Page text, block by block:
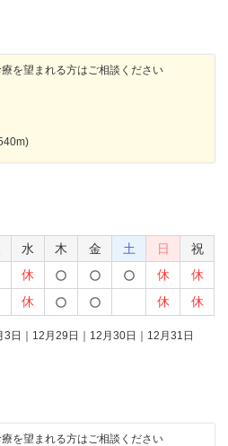
を望まれる方はご相談ください
水 木 金 土 日
祝
休 休
休
休 休 休
3日｜12月29日｜12月30日｜12月31日
を望まれる方はご相談ください